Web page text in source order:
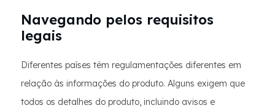
Navegando pelos requisitos
legais
Diferentes países têm regulamentações diferentes em
relação às informações do produto. Alguns exigem que
todos os detalhes do produto, incluindo avisos e